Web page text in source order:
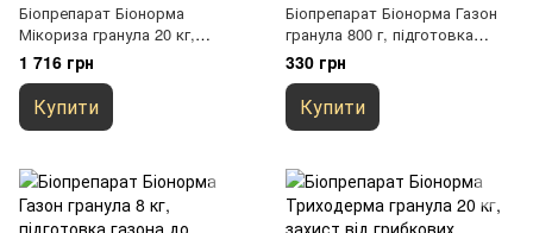
Біопрепарат Біонорма
Мікориза гранула 20 кг,
утворення мікоризи на
корневій системі, для всіх
культур
1 716 грн
Купити
Біопрепарат Біонорма Газон
гранула 800 г, підготовка
газона до експлуатації, для
газонних трав
330 грн
Купити